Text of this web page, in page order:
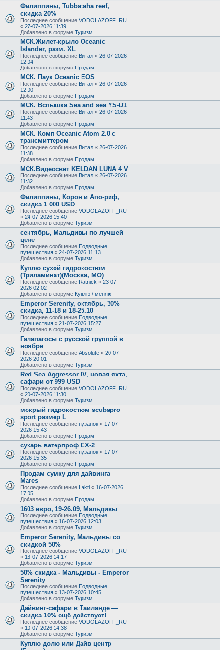
Филиппины, Tubbataha reef,
скидка 20%
Последнее сообщение VODOLAZOFF_RU
« 27-07-2026 11:39
Добавлено в форуме Туризм
МСК.Жилет-крыло Oceanic
Islander, разм. XL
Последнее сообщение Витал « 26-07-2026
12:04
Добавлено в форуме Продам
МСК. Паук Oceanic EOS
Последнее сообщение Витал « 26-07-2026
12:00
Добавлено в форуме Продам
МСК. Вспышка Sea and sea YS-D1
Последнее сообщение Витал « 26-07-2026
11:43
Добавлено в форуме Продам
МСК. Комп Oceanic Atom 2.0 с
трансмиттером
Последнее сообщение Витал « 26-07-2026
11:38
Добавлено в форуме Продам
МСК.Видеосвет KELDAN LUNA 4 V
Последнее сообщение Витал « 26-07-2026
11:32
Добавлено в форуме Продам
Филиппины, Корон и Апо-риф,
скидка 1 000 USD
Последнее сообщение VODOLAZOFF_RU
« 24-07-2026 15:40
Добавлено в форуме Туризм
сентябрь, Мальдивы по лучшей
цене
Последнее сообщение Подводные
путешествия « 24-07-2026 11:13
Добавлено в форуме Туризм
Куплю сухой гидрокостюм
(Триламинат)(Москва, МО)
Последнее сообщение Ratnick « 23-07-
2026 02:02
Добавлено в форуме Куплю / меняю
Emperor Serenity, октябрь, 30%
скидка, 11-18 и 18-25.10
Последнее сообщение Подводные
путешествия « 21-07-2026 15:27
Добавлено в форуме Туризм
Галапагосы с русской группой в
ноябре
Последнее сообщение Absolute « 20-07-
2026 20:01
Добавлено в форуме Туризм
Red Sea Aggressor IV, новая яхта,
сафари от 999 USD
Последнее сообщение VODOLAZOFF_RU
« 20-07-2026 11:30
Добавлено в форуме Туризм
мокрый гидрокостюм scubapro
sport размер L
Последнее сообщение пузанок « 17-07-
2026 15:43
Добавлено в форуме Продам
сухарь ватерпроф ЕХ-2
Последнее сообщение пузанок « 17-07-
2026 15:35
Добавлено в форуме Продам
Продам сумку для дайвинга
Mares
Последнее сообщение Lakti « 16-07-2026
17:05
Добавлено в форуме Продам
1603 евро, 19-26.09, Мальдивы
Последнее сообщение Подводные
путешествия « 16-07-2026 12:03
Добавлено в форуме Туризм
Emperor Serenity, Мальдивы со
скидкой 50%
Последнее сообщение VODOLAZOFF_RU
« 13-07-2026 14:17
Добавлено в форуме Туризм
50% скидка - Мальдивы - Emperor
Serenity
Последнее сообщение Подводные
путешествия « 13-07-2026 10:45
Добавлено в форуме Туризм
Дайвинг-сафари в Таиланде —
скидка 10% ещё действует!
Последнее сообщение VODOLAZOFF_RU
« 10-07-2026 14:38
Добавлено в форуме Туризм
Куплю долю или Дайв центр